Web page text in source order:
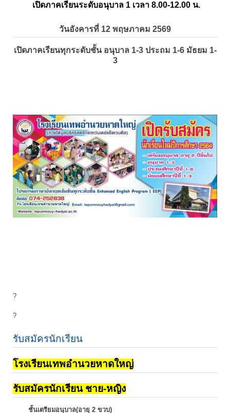
เปิดภาคเรียนระดับอนุบาล 1 เวลา 8.00-12.00 น.
วันอังคารที่ 12 พฤษภาคม 2569
เปิดภาคเรียนทุกระดับชั้น อนุบาล 1-3 ประถม 1-6 มัธยม 1-
3
?
?
รับสมัครนักเรียน
โรงเรียนเทพอำนวยหาดใหญ่
รับสมัครนักเรียน ชาย-หญิง
ชั้นเตรียมอนุบาล(อายุ 2 ขวบ)